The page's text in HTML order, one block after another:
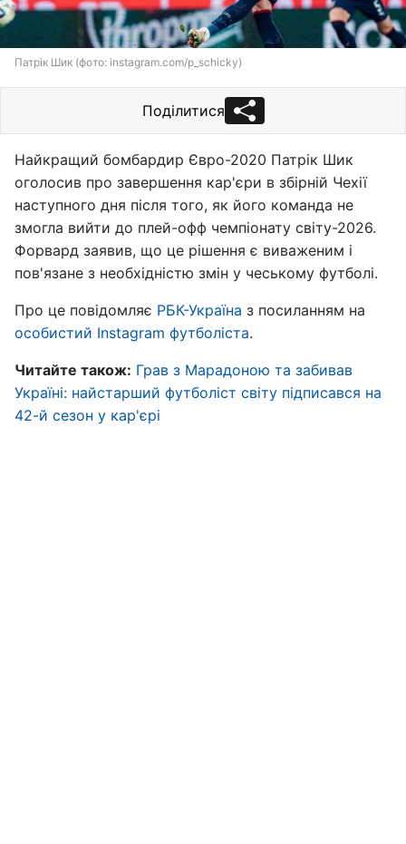
Патрік Шик (фото: instagram.com/p_schicky)
Поділитися
Найкращий бомбардир Євро-2020 Патрік Шик
оголосив про завершення кар'єри в збірній Чехії
наступного дня після того, як його команда не
змогла вийти до плей-офф чемпіонату світу-2026.
Форвард заявив, що це рішення є виваженим і
пов'язане з необхідністю змін у чеському футболі.
Про це повідомляє РБК-Україна з посиланням на
особистий Instagram футболіста.
Читайте також: Грав з Марадоною та забивав
Україні: найстарший футболіст світу підписався на
42-й сезон у кар'єрі